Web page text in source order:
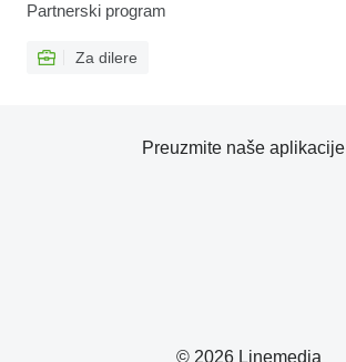
Partnerski program
Za dilere
© 2026 Linemedia
Preuzmite naše aplikacije